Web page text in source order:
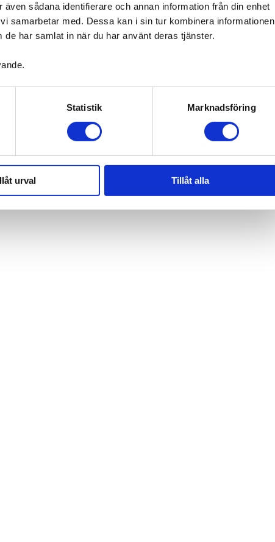
sådana identifierare och annan information från din enhet
samarbetar med. Dessa kan i sin tur kombinera informationen
har samlat in när du har använt deras tjänster.
Statistik Marknadsföring
urval Tillåt alla
efter ca ett år och sen har det fortsatt.